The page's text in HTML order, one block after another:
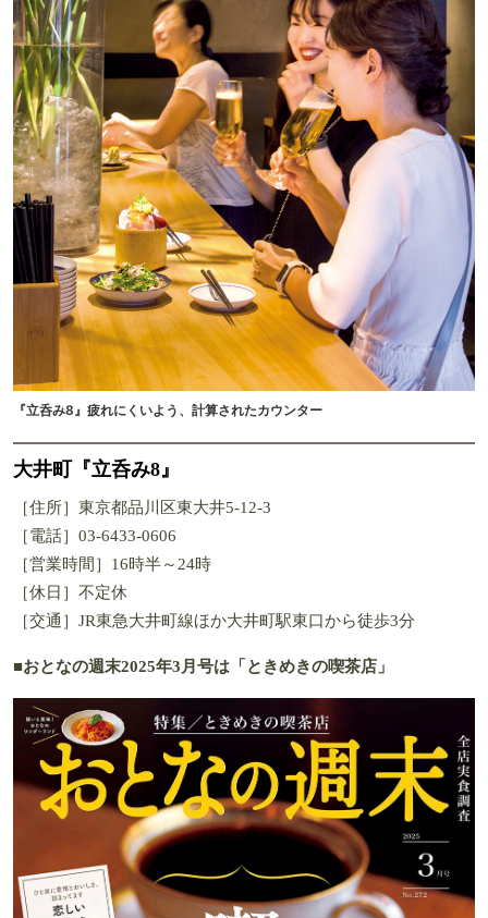
『立呑み8』疲れにくいよう、計算されたカウンター
大井町『立呑み8』
［住所］東京都品川区東大井5-12-3
［電話］03-6433-0606
［営業時間］16時半～24時
［休日］不定休
［交通］JR東急大井町線ほか大井町駅東口から徒歩3分
■おとなの週末2025年3月号は「ときめきの喫茶店」